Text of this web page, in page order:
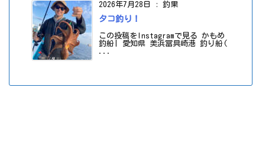
2026年7月28日 : 釣果
タコ釣り！
この投稿をInstagramで見る かもめ
釣船| 愛知県 美浜冨具崎港 釣り船(
...